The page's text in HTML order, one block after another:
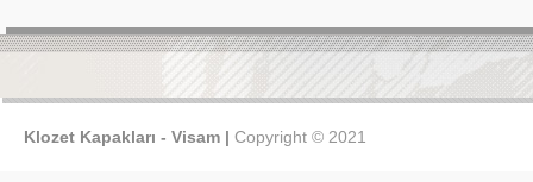
Klozet Kapakları - Visam | Copyright © 2021